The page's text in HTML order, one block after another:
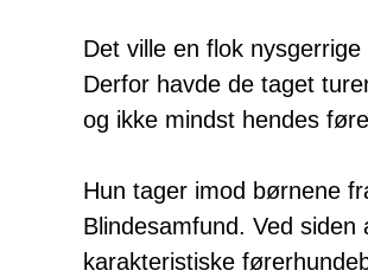
Det ville en flok
Derfor havde de taget
og ikke mindst hendes
Hun tager imod børnene
Blindesamfund. Ved
karakteristiske